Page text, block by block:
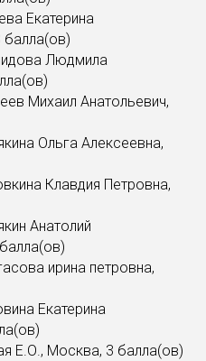
Екатерина
балла(ов)
Людмила
Михаил Анатольевич,
Ольга Алексеевна,
Клавдия Петровна,
Анатолий
ирина петровна,
Екатерина
Е.О., Москва, 3 балла(ов)